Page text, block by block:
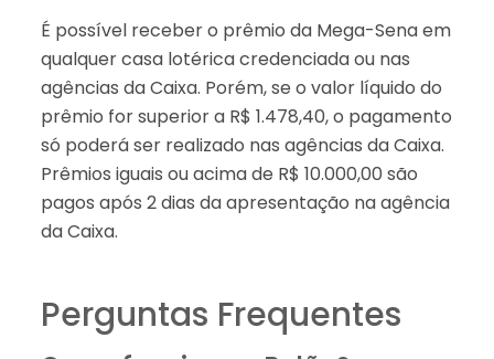
É possível receber o prêmio da Mega-Sena em
qualquer casa lotérica credenciada ou nas
agências da Caixa. Porém, se o valor líquido do
prêmio for superior a R$ 1.478,40, o pagamento
só poderá ser realizado nas agências da Caixa.
Prêmios iguais ou acima de R$ 10.000,00 são
pagos após 2 dias da apresentação na agência
da Caixa.
Perguntas Frequentes